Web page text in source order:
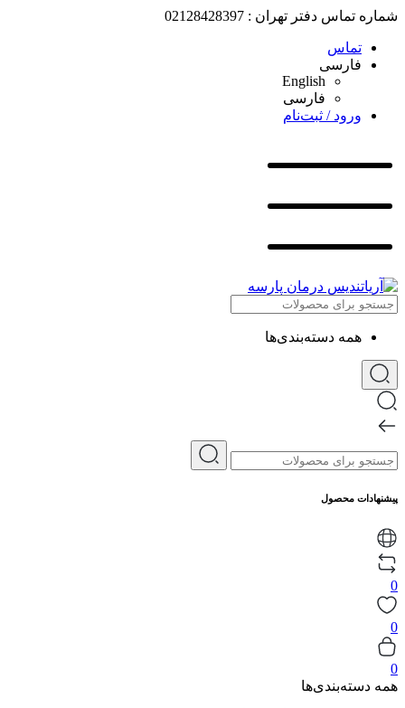
شماره تماس دفتر تهران : 02128428397
تماس
فارسی
English
فارسی
ورود / ثبت‌نام
همه دسته‌بندی‌ها
پیشنهادات محصول
0
0
0
همه دسته‌بندی‌ها